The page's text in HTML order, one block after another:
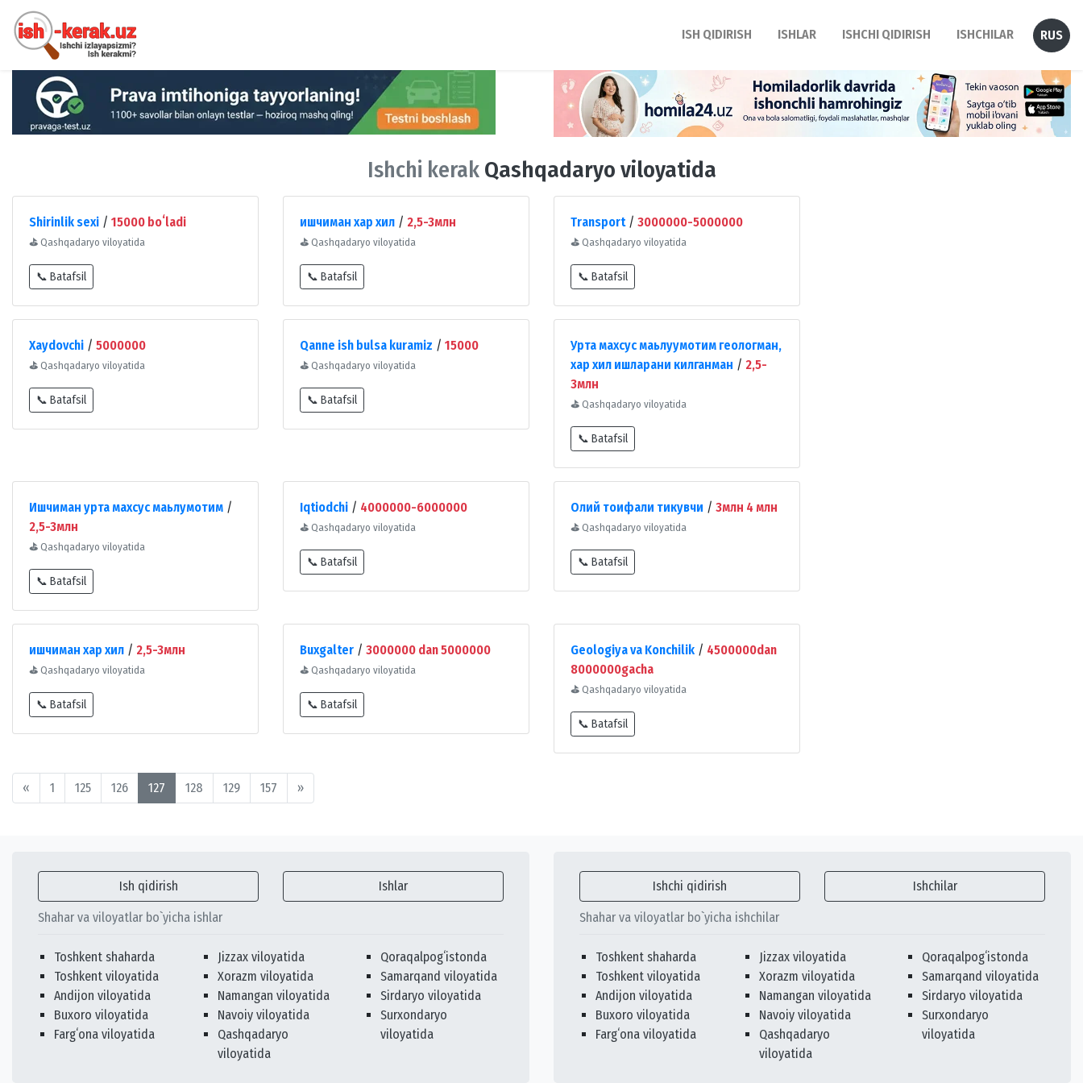
ISH QIDIRISH ISHLAR ISHCHI QIDIRISH ISHCHILAR RUS
Ishchi kerak Qashqadaryo viloyatida
Shirinlik sexi / 15000 boʻladi
⛳ Qashqadaryo viloyatida
📞 Batafsil
ишчиман хар хил / 2,5-3млн
⛳ Qashqadaryo viloyatida
📞 Batafsil
Transport/ 3000000-5000000
⛳ Qashqadaryo viloyatida
📞 Batafsil
Xaydovchi / 5000000
⛳ Qashqadaryo viloyatida
📞 Batafsil
Qanne ish bulsa kuramiz / 15000
⛳ Qashqadaryo viloyatida
📞 Batafsil
Урта махсус маьлуумотим геологман,
хар хил ишларани килганман / 2,5-
3млн
⛳ Qashqadaryo viloyatida
📞 Batafsil
Ишчиман урта махсус маьлумотим /
2,5-3млн
⛳ Qashqadaryo viloyatida
📞 Batafsil
Iqtiodchi / 4000000-6000000
⛳ Qashqadaryo viloyatida
📞 Batafsil
Олий тоифали тикувчи / 3млн 4 млн
⛳ Qashqadaryo viloyatida
📞 Batafsil
ишчиман хар хил / 2,5-3млн
⛳ Qashqadaryo viloyatida
📞 Batafsil
Buxgalter / 3000000 dan 5000000
⛳ Qashqadaryo viloyatida
📞 Batafsil
Geologiya va Konchilik / 4500000dan
8000000gacha
⛳ Qashqadaryo viloyatida
📞 Batafsil
« 1 125 126 127 128 129 157 »
Ish qidirish Ishlar
Shahar va viloyatlar bo`yicha ishlar
Toshkent shaharda
Toshkent viloyatida
Andijon viloyatida
Buxoro viloyatida
Fargʻona viloyatida
Jizzax viloyatida
Xorazm viloyatida
Namangan viloyatida
Navoiy viloyatida
Qashqadaryo
viloyatida
Qoraqalpogʻistonda
Samarqand viloyatida
Sirdaryo viloyatida
Surxondaryo
viloyatida
Ishchi qidirish Ishchilar
Shahar va viloyatlar bo`yicha ishchilar
Toshkent shaharda
Toshkent viloyatida
Andijon viloyatida
Buxoro viloyatida
Fargʻona viloyatida
Jizzax viloyatida
Xorazm viloyatida
Namangan viloyatida
Navoiy viloyatida
Qashqadaryo
viloyatida
Qoraqalpogʻistonda
Samarqand viloyatida
Sirdaryo viloyatida
Surxondaryo
viloyatida